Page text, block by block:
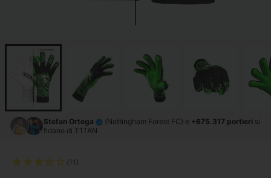
Stefan Ortega (Nottingham Forest FC) e +675.317 portieri si
fidano di T1TAN
(11)